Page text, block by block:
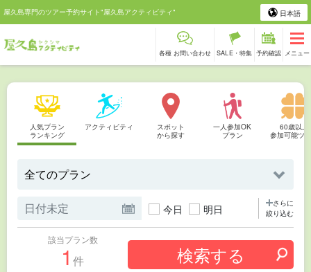
屋久島専門のツアー予約サイト"屋久島アクティビティ" 日本語
各種 お問い合わせ SALE・特集 予約確認 メニュー
人気プラン
ランキング
アクティビティ
スポット
から探す
一人参加OK
プラン
60歳以上
参加可能ツ
今日 明日
さらに
絞り込む
該当プラン数
1件